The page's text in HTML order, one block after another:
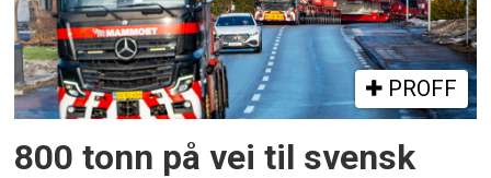
PROFF
800 tonn på vei til svensk